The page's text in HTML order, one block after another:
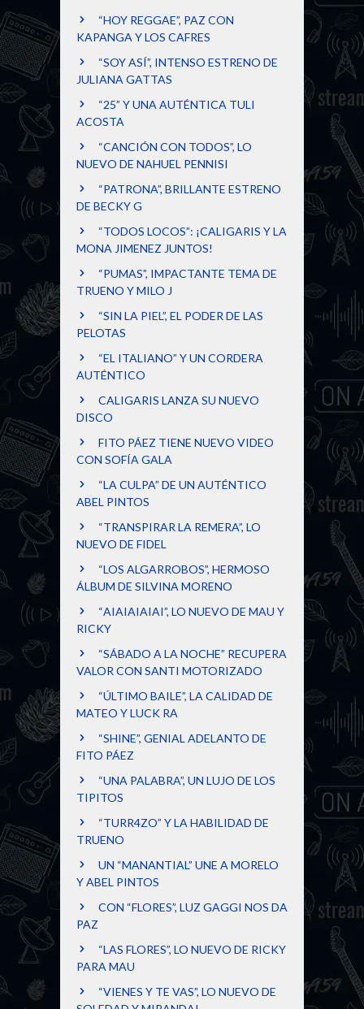
“HOY REGGAE”, PAZ CON
KAPANGA Y LOS CAFRES
“SOY ASÍ”, INTENSO ESTRENO DE
JULIANA GATTAS
“25” Y UNA AUTÉNTICA TULI
ACOSTA
“CANCIÓN CON TODOS”, LO
NUEVO DE NAHUEL PENNISI
“PATRONA”, BRILLANTE ESTRENO
DE BECKY G
“TODOS LOCOS”: ¡CALIGARIS Y LA
MONA JIMENEZ JUNTOS!
“PUMAS”, IMPACTANTE TEMA DE
TRUENO Y MILO J
“SIN LA PIEL”, EL PODER DE LAS
PELOTAS
“EL ITALIANO” Y UN CORDERA
AUTÉNTICO
CALIGARIS LANZA SU NUEVO
DISCO
FITO PÁEZ TIENE NUEVO VIDEO
CON SOFÍA GALA
“LA CULPA” DE UN AUTÉNTICO
ABEL PINTOS
“TRANSPIRAR LA REMERA”, LO
NUEVO DE FIDEL
“LOS ALGARROBOS”, HERMOSO
ÁLBUM DE SILVINA MORENO
“AIAIAIAIAI”, LO NUEVO DE MAU Y
RICKY
“SÁBADO A LA NOCHE” RECUPERA
VALOR CON SANTI MOTORIZADO
“ÚLTIMO BAILE”, LA CALIDAD DE
MATEO Y LUCK RA
“SHINE”, GENIAL ADELANTO DE
FITO PÁEZ
“UNA PALABRA”, UN LUJO DE LOS
TIPITOS
“TURR4ZO” Y LA HABILIDAD DE
TRUENO
UN “MANANTIAL” UNE A MORELO
Y ABEL PINTOS
CON “FLORES”, LUZ GAGGI NOS DA
PAZ
“LAS FLORES”, LO NUEVO DE RICKY
PARA MAU
“VIENES Y TE VAS”, LO NUEVO DE